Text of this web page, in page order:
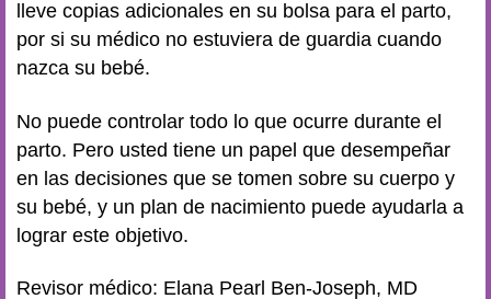
lleve copias adicionales en su bolsa para el parto,
por si su médico no estuviera de guardia cuando
nazca su bebé.
No puede controlar todo lo que ocurre durante el
parto. Pero usted tiene un papel que desempeñar
en las decisiones que se tomen sobre su cuerpo y
su bebé, y un plan de nacimiento puede ayudarla a
lograr este objetivo.
Revisor médico: Elana Pearl Ben-Joseph, MD